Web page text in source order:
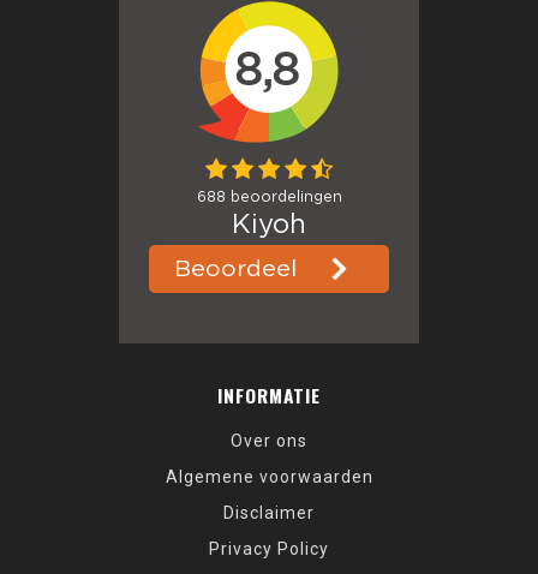
INFORMATIE
Over ons
Algemene voorwaarden
Disclaimer
Privacy Policy